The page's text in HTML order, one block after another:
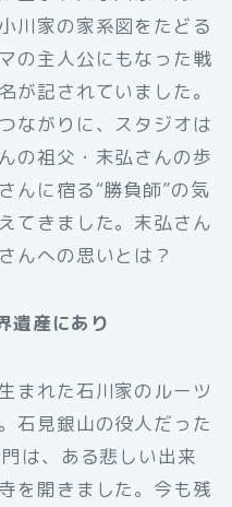
川家の家系図をたどる
の主人公にもなった戦
が記されていました。
ながりに、スタジオは
の祖父・末弘さんの歩
んに宿る“勝負師”の気
てきました。末弘さん
んへの思いとは？
遺産にあり
まれた石川家のルーツ
石見銀山の役人だった
は、ある悲しい出来
を開きました。今も残